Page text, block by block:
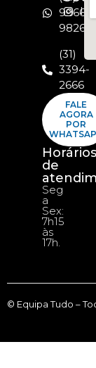
99664-
9826
(31)
3394-
2666
FALE
AGORA
POR
Horários
de
Seg
a
Sex:
7h15
às
17h.
© Equipa Tudo –